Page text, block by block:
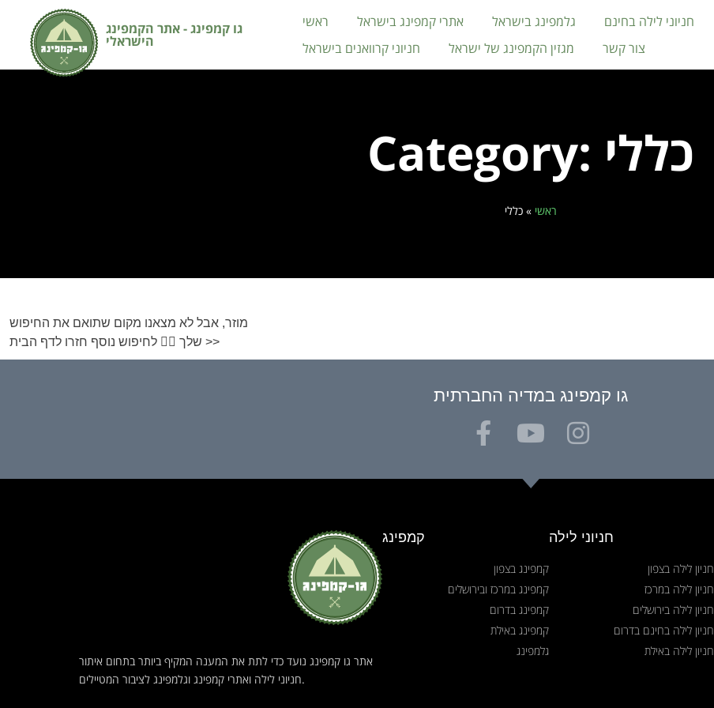
גו קמפינג - אתר הקמפינג
הישראלי
ראשי אתרי קמפינג בישראל גלמפינג בישראל
חניוני לילה בחינם
חניוני קרוואנים בישראל
מגזין הקמפינג של ישראל צור קשר
Category: כללי
ראשי » כללי
מוזר, אבל לא מצאנו מקום שתואם את החיפוש
שלך 🐱‍💻 לחיפוש נוסף חזרו לדף הבית >>
גו קמפינג במדיה החברתית
אתר גו קמפינג נועד כדי לתת את המענה המקיף ביותר בתחום איתור
חניוני לילה ואתרי קמפינג וגלמפינג לציבור המטיילים.
קמפינג
קמפינג בצפון
קמפינג במרכז ובירושלים
קמפינג בדרום
קמפינג באילת
גלמפינג
חניוני לילה
חניון לילה בצפון
חניון לילה במרכז
חניון לילה בירושלים
חניון לילה בחינם בדרום
חניון לילה באילת